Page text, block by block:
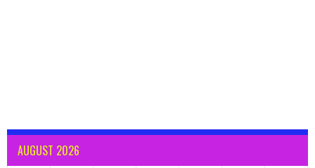
AUGUST 2026